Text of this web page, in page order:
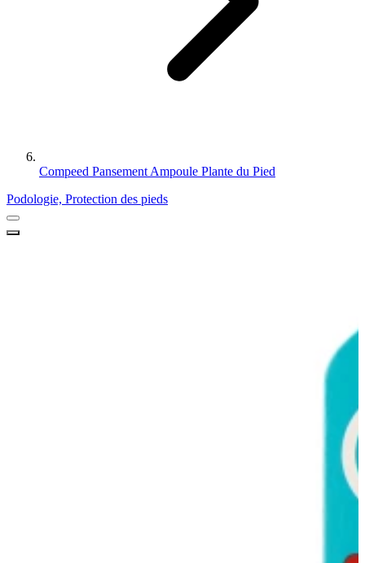
Compeed Pansement Ampoule Plante du Pied
Podologie, Protection des pieds